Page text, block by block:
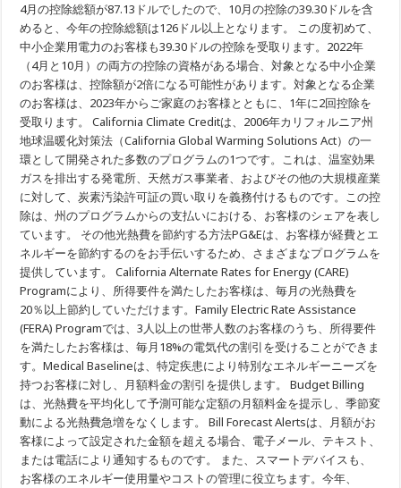
4月の控除総額が87.13ドルでしたので、10月の控除の39.30ドルを含
めると、今年の控除総額は126ドル以上となります。 この度初めて、
中小企業用電力のお客様も39.30ドルの控除を受取ります。2022年
（4月と10月）の両方の控除の資格がある場合、対象となる中小企業
のお客様は、控除額が2倍になる可能性があります。対象となる企業
のお客様は、2023年からご家庭のお客様とともに、1年に2回控除を
受取ります。 California Climate Creditは、2006年カリフォルニア州
地球温暖化対策法（California Global Warming Solutions Act）の一
環として開発された多数のプログラムの1つです。これは、温室効果
ガスを排出する発電所、天然ガス事業者、およびその他の大規模産業
に対して、炭素汚染許可証の買い取りを義務付けるものです。この控
除は、州のプログラムからの支払いにおける、お客様のシェアを表し
ています。 その他光熱費を節約する方法PG&Eは、お客様が経費とエ
ネルギーを節約するのをお手伝いするため、さまざまなプログラムを
提供しています。 California Alternate Rates for Energy (CARE)
Programにより、所得要件を満たしたお客様は、毎月の光熱費を
20％以上節約していただけます。Family Electric Rate Assistance
(FERA) Programでは、3人以上の世帯人数のお客様のうち、所得要件
を満たしたお客様は、毎月18%の電気代の割引を受けることができま
す。Medical Baselineは、特定疾患により特別なエネルギーニーズを
持つお客様に対し、月額料金の割引を提供します。 Budget Billing
は、光熱費を平均化して予測可能な定額の月額料金を提示し、季節変
動による光熱費急増をなくします。 Bill Forecast Alertsは、月額がお
客様によって設定された金額を超える場合、電子メール、テキスト、
または電話により通知するものです。 また、スマートデバイスも、
お客様のエネルギー使用量やコストの管理に役立ちます。今年、